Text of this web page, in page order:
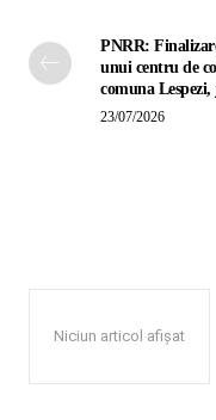
PNRR:
unui centru de
comuna
23/07/2026
Niciun articol afișat